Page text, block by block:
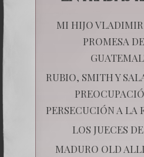
MI HIJO
PROMESA
RUBIO, SMITH Y
PERSECUCIÓN A
LOS JUECES
MADURO OLD